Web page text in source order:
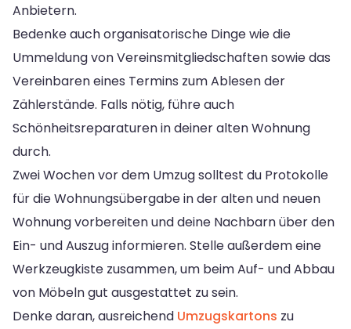
Anbietern.
Bedenke auch organisatorische Dinge wie die
Ummeldung von Vereinsmitgliedschaften sowie das
Vereinbaren eines Termins zum Ablesen der
Zählerstände. Falls nötig, führe auch
Schönheitsreparaturen in deiner alten Wohnung
durch.
Zwei Wochen vor dem Umzug solltest du Protokolle
für die Wohnungsübergabe in der alten und neuen
Wohnung vorbereiten und deine Nachbarn über den
Ein- und Auszug informieren. Stelle außerdem eine
Werkzeugkiste zusammen, um beim Auf- und Abbau
von Möbeln gut ausgestattet zu sein.
Denke daran, ausreichend Umzugskartons zu